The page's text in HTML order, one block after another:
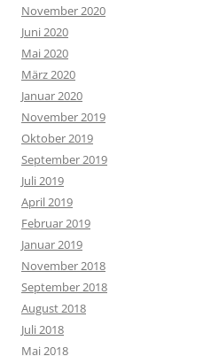
November 2020
Juni 2020
Mai 2020
März 2020
Januar 2020
November 2019
Oktober 2019
September 2019
Juli 2019
April 2019
Februar 2019
Januar 2019
November 2018
September 2018
August 2018
Juli 2018
Mai 2018